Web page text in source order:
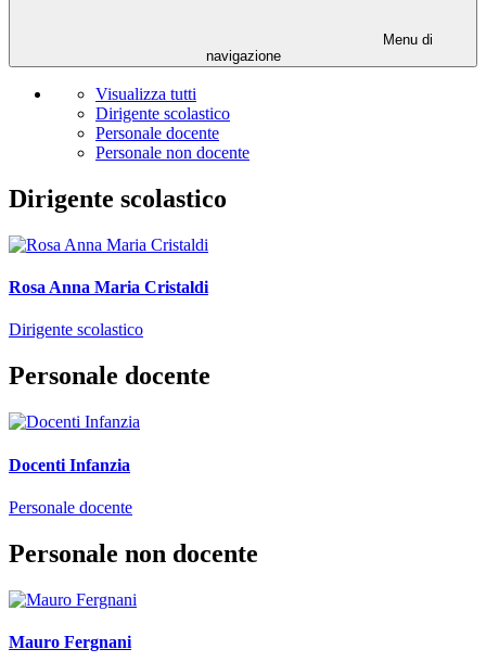
Menu di
navigazione
Visualizza tutti
Dirigente scolastico
Personale docente
Personale non docente
Dirigente scolastico
Rosa Anna Maria Cristaldi
Dirigente scolastico
Personale docente
Docenti Infanzia
Personale docente
Personale non docente
Mauro Fergnani